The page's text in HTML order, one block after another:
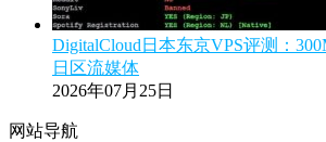
DigitalCloud日本东京VPS评测：
日区流媒体
2026年07月25日
网站导航